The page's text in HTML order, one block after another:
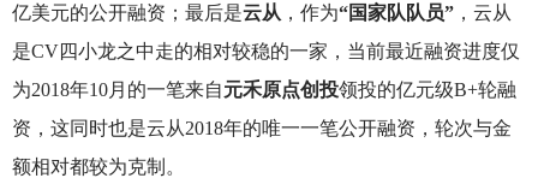
亿美元的公开融资；最后是云从 ，作为“国家队队员”，云从
是CV四小龙之中走的相对较稳的一家，当前最近融资进度仅
为2018年10月的一笔来自元禾原点创投领投的亿元级B+轮融
资，这同时也是云从2018年的唯一一笔公开融资，轮次与金
额相对都较为克制。